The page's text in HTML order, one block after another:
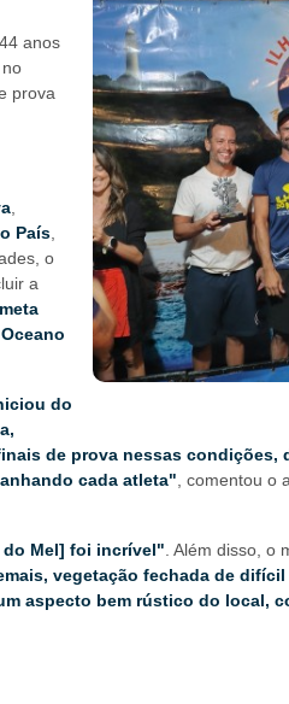
anos
, no
prova
País
o
a
do
de prova nessas condições,
cada atleta" , comentou o
Mel] foi incrível" . Além disso, o
vegetação fechada de
aspecto bem rústico do local,